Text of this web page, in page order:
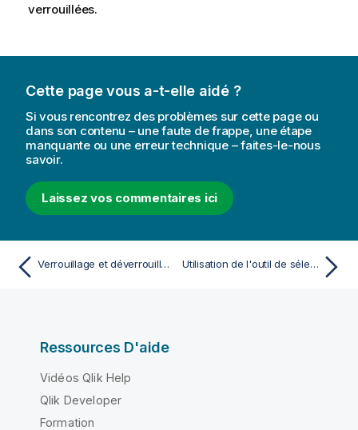
verrouillées.
Cette page vous a-t-elle aidé ?
Si vous rencontrez des problèmes sur cette page ou
dans son contenu – une faute de frappe, une étape
manquante ou une erreur technique – faites-le-nous
savoir.
Laissez vos commentaires ici
Verrouillage et déverrouillage de sélections Utilisation de l'outil de sélection
Ressources D'aide
Vidéos Qlik Help
Qlik Developer
Formation